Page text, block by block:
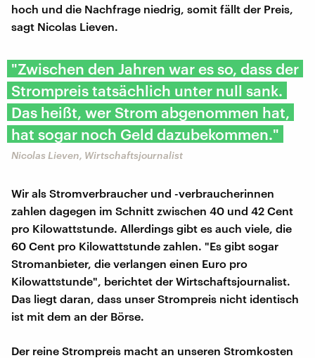
hoch und die Nachfrage niedrig, somit fällt der Preis,
sagt Nicolas Lieven.
"Zwischen den Jahren war es so, dass der
Strompreis tatsächlich unter null sank.
Das heißt, wer Strom abgenommen hat,
hat sogar noch Geld dazubekommen."
Nicolas Lieven, Wirtschaftsjournalist
Wir als Stromverbraucher und -verbraucherinnen
zahlen dagegen im Schnitt zwischen 40 und 42 Cent
pro Kilowattstunde. Allerdings gibt es auch viele, die
60 Cent pro Kilowattstunde zahlen. "Es gibt sogar
Stromanbieter, die verlangen einen Euro pro
Kilowattstunde", berichtet der Wirtschaftsjournalist.
Das liegt daran, dass unser Strompreis nicht identisch
ist mit dem an der Börse.
Der reine Strompreis macht an unseren Stromkosten